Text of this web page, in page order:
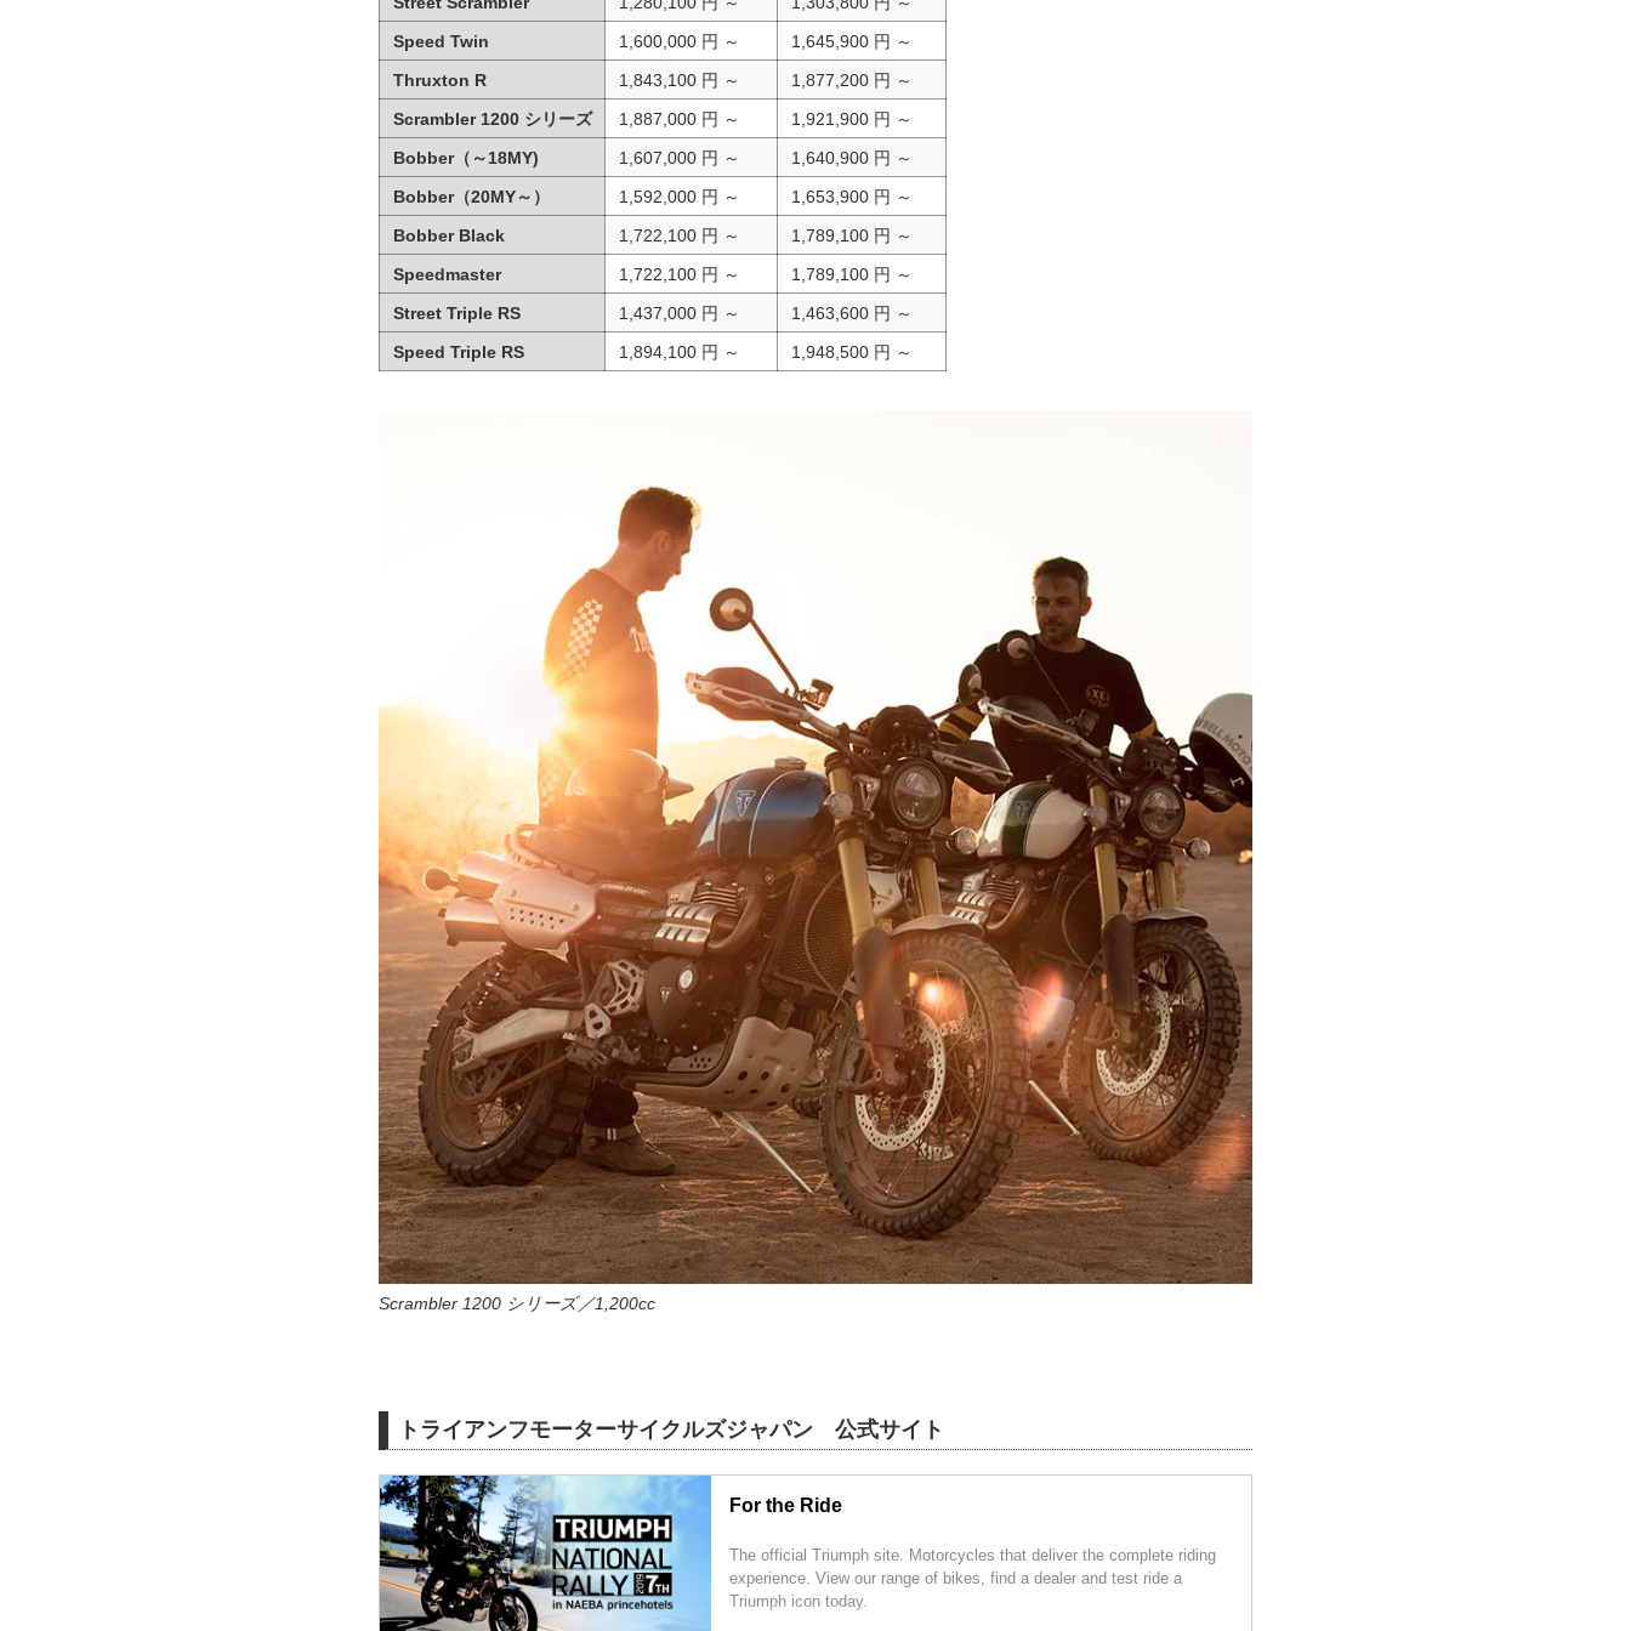
Speed Twin
1,600,000 円 ～
1,645,900 円 ～
Thruxton R
1,843,100 円 ～
1,877,200 円 ～
Scrambler 1200 シリーズ
1,887,000 円 ～
1,921,900 円 ～
Bobber（～18MY)
1,607,000 円 ～
1,640,900 円 ～
Bobber（20MY～）
1,592,000 円 ～
1,653,900 円 ～
Bobber Black
1,722,100 円 ～
1,789,100 円 ～
Speedmaster
1,722,100 円 ～
1,789,100 円 ～
Street Triple RS
1,437,000 円 ～
1,463,600 円 ～
Speed Triple RS
1,894,100 円 ～ 1,948,500 円 ～
Scrambler 1200 シリーズ／1,200cc
トライアンフモーターサイクルズジャパン 公式サイト
For the Ride
The official Triumph site. Motorcycles that deliver the complete riding
experience. View our range of bikes, find a dealer and test ride a
Triumph icon today.